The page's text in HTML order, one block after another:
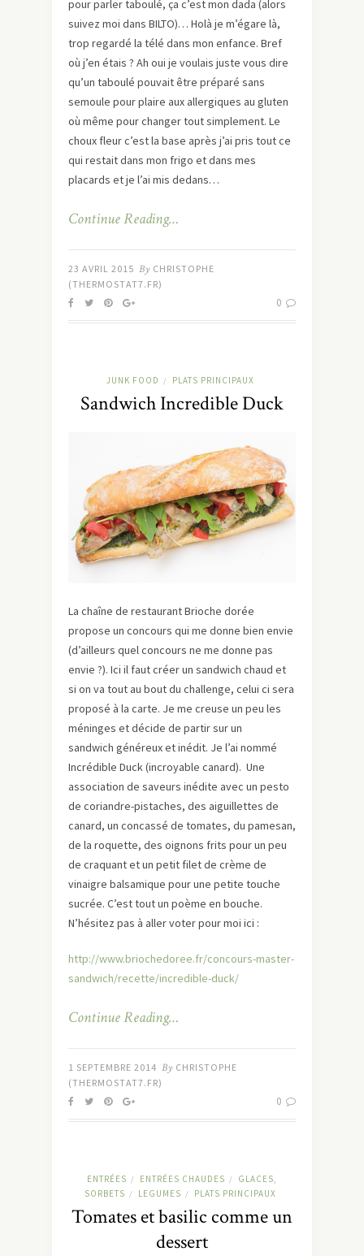
pour parler taboulé, ça c’est mon dada (alors
suivez moi dans BILTO)… Holà je m’égare là,
trop regardé la télé dans mon enfance. Bref
où j’en étais ? Ah oui je voulais juste vous dire
qu’un taboulé pouvait être préparé sans
semoule pour plaire aux allergiques au gluten
où même pour changer tout simplement. Le
choux fleur c’est la base après j’ai pris tout ce
qui restait dans mon frigo et dans mes
placards et je l’ai mis dedans…
Continue Reading…
23 AVRIL 2015 By CHRISTOPHE
(THERMOSTAT7.FR)
0
JUNK FOOD / PLATS PRINCIPAUX
Sandwich Incredible Duck
La chaîne de restaurant Brioche dorée
propose un concours qui me donne bien envie
(d’ailleurs quel concours ne me donne pas
envie ?). Ici il faut créer un sandwich chaud et
si on va tout au bout du challenge, celui ci sera
proposé à la carte. Je me creuse un peu les
méninges et décide de partir sur un
sandwich généreux et inédit. Je l’ai nommé
Incrédible Duck (incroyable canard). Une
association de saveurs inédite avec un pesto
de coriandre-pistaches, des aiguillettes de
canard, un concassé de tomates, du pamesan,
de la roquette, des oignons frits pour un peu
de craquant et un petit filet de crème de
vinaigre balsamique pour une petite touche
sucrée. C’est tout un poème en bouche.
N’hésitez pas à aller voter pour moi ici :
http://www.briochedoree.fr/concours-master-
sandwich/recette/incredible-duck/
Continue Reading…
1 SEPTEMBRE 2014 By CHRISTOPHE
(THERMOSTAT7.FR)
0
ENTRÉES / ENTRÉES CHAUDES /
GLACES,
SORBETS / LEGUMES / PLATS PRINCIPAUX
Tomates et basilic comme un
dessert